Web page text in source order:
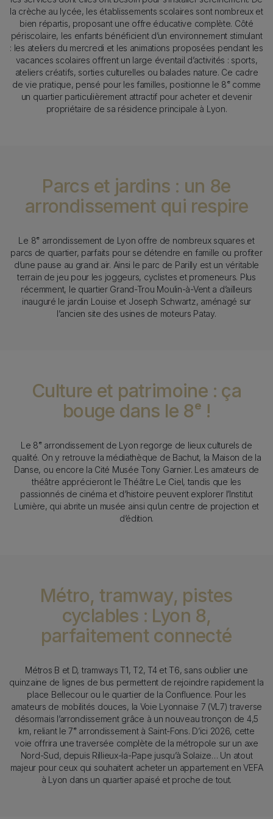
la crèche au lycée, les établissements scolaires sont nombreux et
bien répartis, proposant une offre éducative complète. Côté
périscolaire, les enfants bénéficient d’un environnement stimulant
: les ateliers du mercredi et les animations proposées pendant les
vacances scolaires offrent un large éventail d’activités : sports,
ateliers créatifs, sorties culturelles ou balades nature. Ce cadre
de vie pratique, pensé pour les familles, positionne le 8ᵉ comme
un quartier particulièrement attractif pour acheter et devenir
propriétaire de sa résidence principale à Lyon.
Parcs et jardins : un 8e
arrondissement qui respire
Texte
Le 8ᵉ arrondissement de Lyon offre de nombreux squares et
parcs de quartier, parfaits pour se détendre en famille ou profiter
d’une pause au grand air. Ainsi le parc de Parilly est un véritable
terrain de jeu pour les joggeurs, cyclistes et promeneurs. Plus
récemment, le quartier Grand-Trou Moulin-à-Vent a d’ailleurs
inauguré le jardin Louise et Joseph Schwartz, aménagé sur
l’ancien site des usines de moteurs Patay.
Culture et patrimoine : ça
bouge dans le 8ᵉ !
Texte
Le 8ᵉ arrondissement de Lyon regorge de lieux culturels de
qualité. On y retrouve la médiathèque de Bachut, la Maison de la
Danse, ou encore la Cité Musée Tony Garnier. Les amateurs de
théâtre apprécieront le Théâtre Le Ciel, tandis que les
passionnés de cinéma et d’histoire peuvent explorer l’Institut
Lumière, qui abrite un musée ainsi qu’un centre de projection et
d’édition.
Métro, tramway, pistes
cyclables : Lyon 8,
parfaitement connecté
TexteMétros B et D, tramways T1, T2, T4 et T6, sans oublier une
quinzaine de lignes de bus permettent de rejoindre rapidement la
place Bellecour ou le quartier de la Confluence. Pour les
amateurs de mobilités douces, la Voie Lyonnaise 7 (VL7) traverse
désormais l’arrondissement grâce à un nouveau tronçon de 4,5
km, reliant le 7ᵉ arrondissement à Saint-Fons. D’ici 2026, cette
voie offrira une traversée complète de la métropole sur un axe
Nord-Sud, depuis Rillieux-la-Pape jusqu’à Solaize… Un atout
majeur pour ceux qui souhaitent acheter un appartement en VEFA
à Lyon dans un quartier apaisé et proche de tout.